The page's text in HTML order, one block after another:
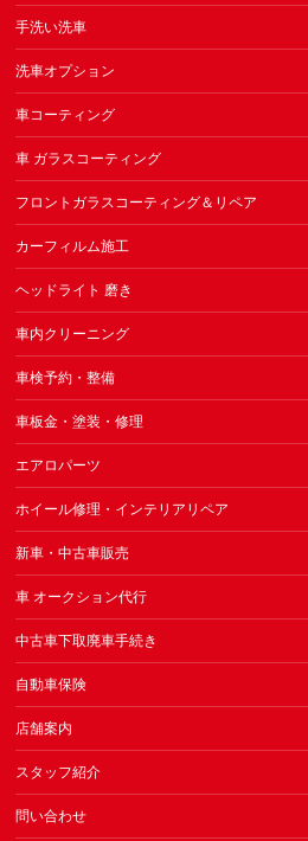
手洗い洗車
洗車オプション
車コーティング
車 ガラスコーティング
フロントガラスコーティング＆リペア
カーフィルム施工
ヘッドライト 磨き
車内クリーニング
車検予約・整備
車板金・塗装・修理
エアロパーツ
ホイール修理・インテリアリペア
新車・中古車販売
車 オークション代行
中古車下取廃車手続き
自動車保険
店舗案内
スタッフ紹介
問い合わせ